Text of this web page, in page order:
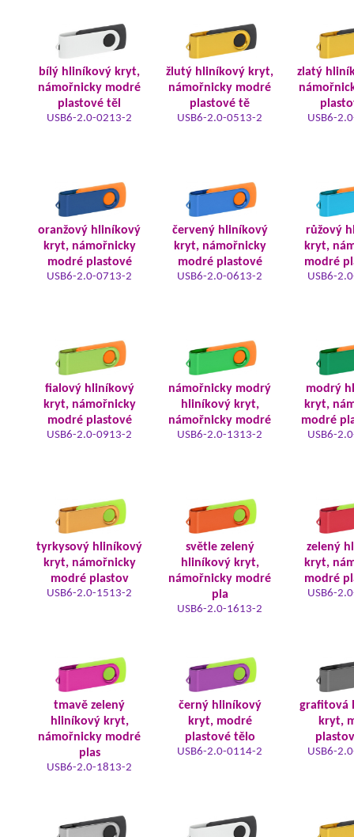
bílý hliníkový kryt,
námořnicky modré
plastové těl
USB6-2.0-0213-2
žlutý hliníkový kryt,
námořnicky modré
plastové tě
USB6-2.0-0513-2
zlatý
USB6-
oranžový hliníkový
kryt, námořnicky
modré plastové
USB6-2.0-0713-2
červený hliníkový
kryt, námořnicky
modré plastové
USB6-2.0-0613-2
růžový
kryt,
modré
USB6-
fialový hliníkový
kryt, námořnicky
modré plastové
USB6-2.0-0913-2
námořnicky modrý
hliníkový kryt,
námořnicky modré
USB6-2.0-1313-2
modrý
kryt,
modré
USB6-
tyrkysový hliníkový
kryt, námořnicky
modré plastov
USB6-2.0-1513-2
světle zelený
hliníkový kryt,
námořnicky modré
pla
USB6-2.0-1613-2
zelený
kryt,
modré
USB6-
tmavě zelený
hliníkový kryt,
námořnicky modré
plas
USB6-2.0-1813-2
černý hliníkový
kryt, modré
plastové tělo
USB6-2.0-0114-2
grafitová
kryt,
USB6-